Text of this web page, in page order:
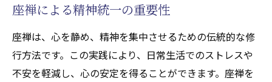
座禅による精神統一の重要性
座禅は、心を静め、精神を集中させるための伝統的な修
行方法です。この実践により、日常生活でのストレスや
不安を軽減し、心の安定を得ることができます。座禅を